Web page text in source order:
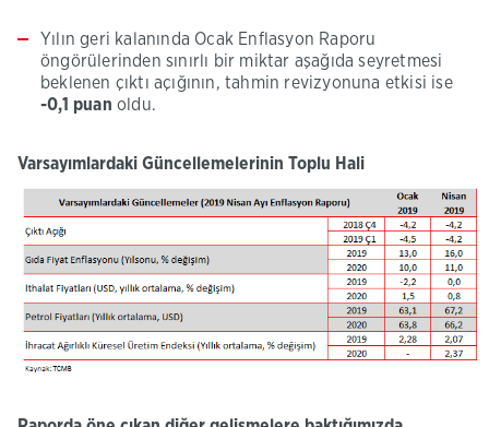
Yılın geri kalanında Ocak Enflasyon Raporu
öngörülerinden sınırlı bir miktar aşağıda seyretmesi
beklenen çıktı açığının, tahmin revizyonuna etkisi ise
-0,1 puan oldu.
Varsayımlardaki Güncellemelerinin Toplu Hali​